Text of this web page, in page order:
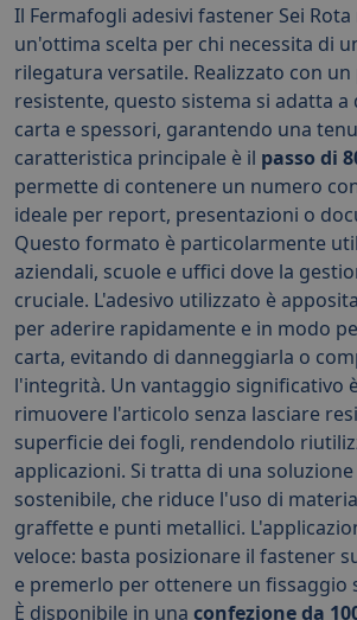
Il Fermafogli adesivi fastener Sei
un'ottima scelta per chi necessita di
rilegatura versatile. Realizzato con
resistente, questo sistema si adatta a
carta e spessori, garantendo una
caratteristica principale è il passo di
permette di contenere un numero
ideale per report, presentazioni o
Questo formato è particolarmente
aziendali, scuole e uffici dove la
cruciale. L'adesivo utilizzato è
per aderire rapidamente e in modo
carta, evitando di danneggiarla o
l'integrità. Un vantaggio significativo
rimuovere l'articolo senza lasciare
superficie dei fogli, rendendolo
applicazioni. Si tratta di una
sostenibile, che riduce l'uso di
graffette e punti metallici.
veloce: basta posizionare il fastener
e premerlo per ottenere un fissaggio
È disponibile in una confezione da